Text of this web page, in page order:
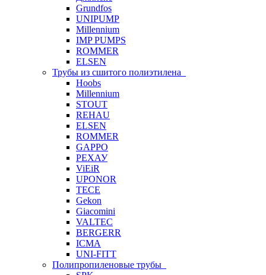
Grundfos
UNIPUMP
Millennium
IMP PUMPS
ROMMER
ELSEN
Трубы из сшитого полиэтилена
Hoobs
Millennium
STOUT
REHAU
ELSEN
ROMMER
GAPPO
РЕХАУ
ViEiR
UPONOR
TECE
Gekon
Giacomini
VALTEC
BERGERR
ICMA
UNI-FITT
Полипропиленовые трубы